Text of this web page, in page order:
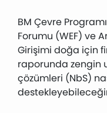
BM Çevre
Forumu (WEF) ve
Girişimi doğa için
raporunda zengin
çözümleri (NbS)